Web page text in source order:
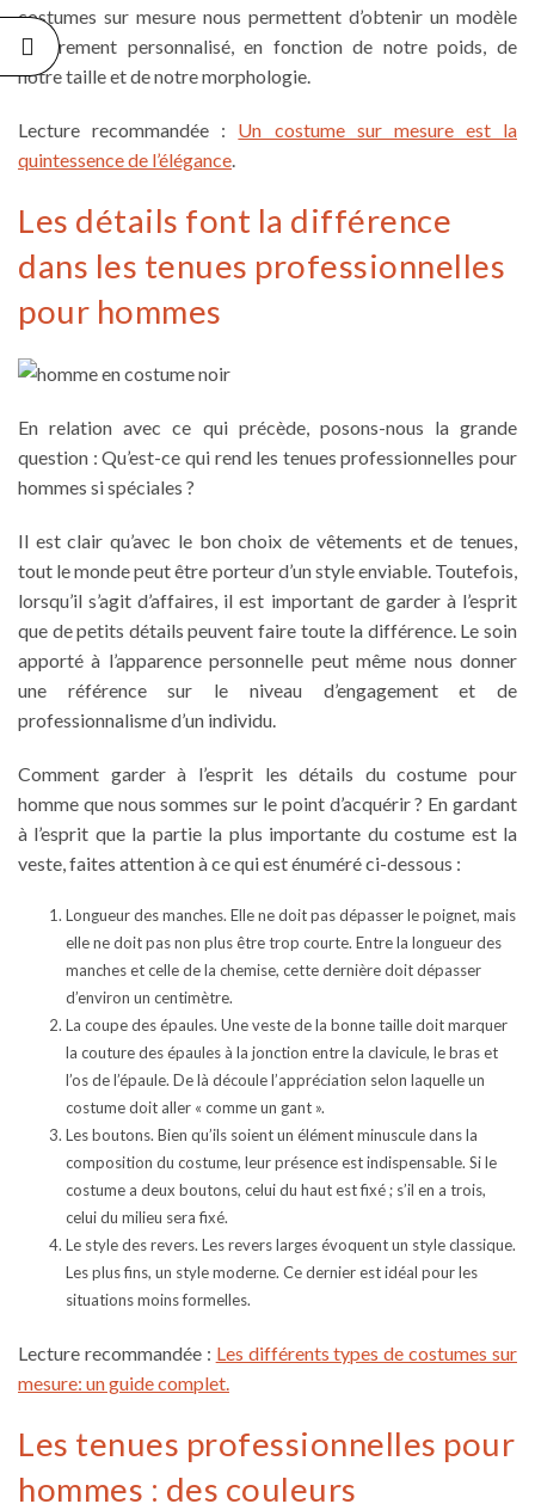
costumes sur mesure nous permettent d’obtenir un modèle
entièrement personnalisé, en fonction de notre poids, de
notre taille et de notre morphologie.
Lecture recommandée :
Un costume sur mesure est la
quintessence de l’élégance.
Les détails font la différence
dans les tenues professionnelles
pour hommes
En relation avec ce qui précède, posons-nous la grande
question : Qu’est-ce qui rend les tenues professionnelles pour
hommes si spéciales ?
Il est clair qu’avec le bon choix de vêtements et de tenues,
tout le monde peut être porteur d’un style enviable. Toutefois,
lorsqu’il s’agit d’affaires, il est important de garder à l’esprit
que de petits détails peuvent faire toute la différence. Le soin
apporté à l’apparence personnelle peut même nous donner
une référence sur le niveau d’engagement et de
professionnalisme d’un individu.
Comment garder à l’esprit les détails ducostume pour
homme que nous sommes sur le point d’acquérir ? En gardant
à l’esprit que la partie la plus importante du costume est la
veste, faites attention à ce qui est énuméré ci-dessous :
Longueur des manches. Elle ne doit pas dépasser le poignet, mais
elle ne doit pas non plus être trop courte. Entre la longueur des
manches et celle de la chemise, cette dernière doit dépasser
d’environ un centimètre.
La coupe des épaules. Une veste de la bonne taille doit marquer
la couture des épaules à la jonction entre la clavicule, le bras et
l’os de l’épaule. De là découle l’appréciation selon laquelle un
costume doit aller « comme un gant ».
Les boutons. Bien qu’ils soient un élément minuscule dans la
composition du costume, leur présence est indispensable. Si le
costume a deux boutons, celui du haut est fixé ; s’il en a trois,
celui du milieu sera fixé.
Le style des revers. Les revers larges évoquent un style classique.
Les plus fins, un style moderne. Ce dernier est idéal pour les
situations moins formelles.
Lecture recommandée : Les différents types de costumes sur
mesure: un guide complet.
Les tenues professionnelles pour
hommes : des couleurs